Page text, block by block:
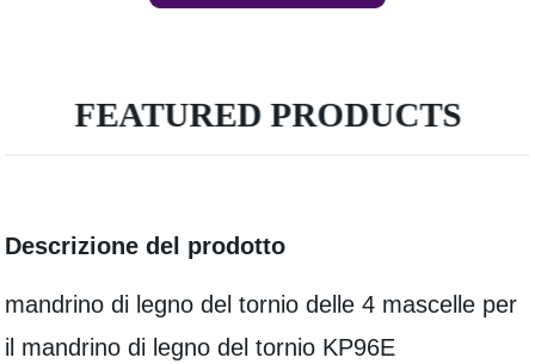
FEATURED PRODUCTS
Descrizione del prodotto
mandrino di legno del tornio delle 4 mascelle per
il mandrino di legno del tornio KP96E